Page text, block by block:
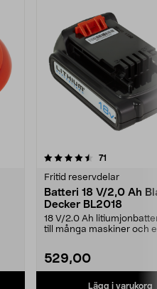
71
Fritid reservdelar
Batteri 18 V/2,0 Ah
Decker BL2018
18 V/2.0 Ah
till många maskiner och
529,00
Lägg i varukorg
5.0av 5 stjärnor